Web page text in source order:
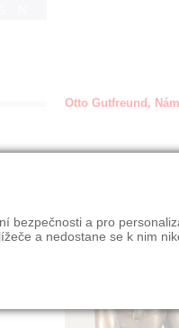
Otto Gutfreund,
bezpečnosti a pro
a nedostane se k nim